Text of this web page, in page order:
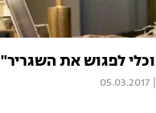
לפגוש את השגריר"
05.03.2017